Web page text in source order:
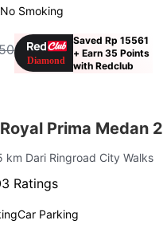
No Smoking
Saved Rp 15561
+ Earn 35 Points
with Redclub
Prima Medan 2
km Dari Ringroad City Walks
Ratings
Car Parking